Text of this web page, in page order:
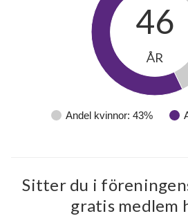
Andel kvinnor: 43%
46
ÅR
Sitter du i
gratis medlem